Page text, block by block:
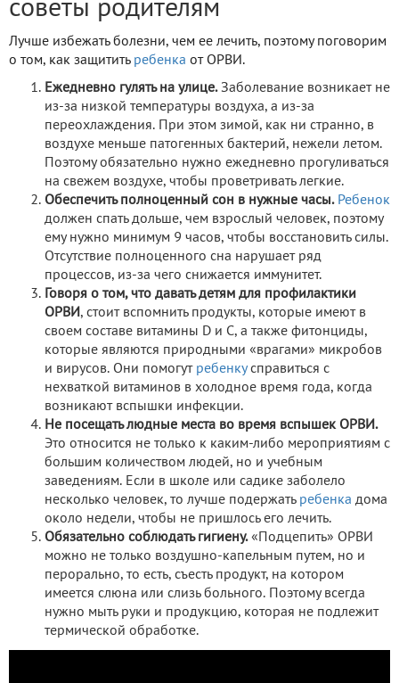
советы родителям
Лучше избежать болезни, чем ее лечить, поэтому поговорим
о том, как защитить ребенка от ОРВИ.
Ежедневно гулять на улице.Заболевание возникает не
из-за низкой температуры воздуха, а из-за
переохлаждения. При этом зимой, как ни странно, в
воздухе меньше патогенных бактерий, нежели летом.
Поэтому обязательно нужно ежедневно прогуливаться
на свежем воздухе, чтобы проветривать легкие.
Обеспечить полноценный сон в нужные часы. Ребенок
должен спать дольше, чем взрослый человек, поэтому
ему нужно минимум 9 часов, чтобы восстановить силы.
Отсутствие полноценного сна нарушает ряд
процессов, из-за чего снижается иммунитет.
Говоря о том, что давать детям для профилактики
ОРВИ , стоит вспомнить продукты, которые имеют в
своем составе витамины D и С, а также фитонциды,
которые являются природными «врагами» микробов
и вирусов. Они помогут ребенкусправиться с
нехваткой витаминов в холодное время года, когда
возникают вспышки инфекции.
Не посещать людные места во время вспышек ОРВИ.
Это относится не только к каким-либо мероприятиям с
большим количеством людей, но и учебным
заведениям. Если в школе или садике заболело
несколько человек, то лучше подержать ребенка дома
около недели, чтобы не пришлось его лечить.
Обязательно соблюдать гигиену.«Подцепить» ОРВИ
можно не только воздушно-капельным путем, но и
перорально, то есть, съесть продукт, на котором
имеется слюна или слизь больного. Поэтому всегда
нужно мыть руки и продукцию, которая не подлежит
термической обработке.